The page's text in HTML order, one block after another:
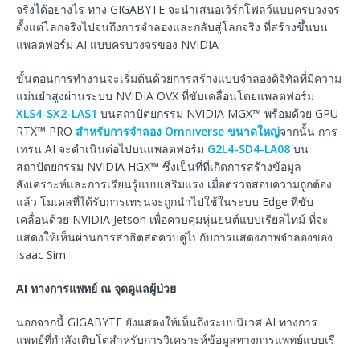
จริงได้อย่างไร ทาง GIGABYTE จะนำเสนอเวิร์กโฟลว์แบบครบวงจร
ตั้งแต่โลกจริงไปจนถึงการจำลองและกลับสู่โลกจริง ที่สร้างขึ้นบน
แพลตฟอร์ม AI แบบครบวงจรของ NVIDIA
ขั้นตอนการทำงานจะเริ่มต้นด้วยการสร้างแบบจำลองดิจิทัลที่มีความ
แม่นยำสูงผ่านระบบ NVIDIA OVX ที่ขับเคลื่อนโดยแพลตฟอร์ม
XLS4-SX2-LAS1 บนสถาปัตยกรรม NVIDIA MGX™ พร้อมด้วย GPU
RTX™ PRO สำหรับการจำลอง Omniverse ขนาดใหญ่จากนั้น การ
เทรน AI จะดำเนินต่อไปบนแพลตฟอร์ม G2L4-SD4-LA08 บน
สถาปัตยกรรม NVIDIA HGX™ ซึ่งเป็นที่ที่เกิดการสร้างข้อมูล
สังเคราะห์และการเรียนรู้แบบเสริมแรง เมื่อตรวจสอบความถูกต้อง
แล้ว โมเดลที่ได้รับการเทรนจะถูกนำไปใช้ในระบบ Edge ที่ขับ
เคลื่อนด้วย NVIDIA Jetson เพื่อควบคุมหุ่นยนต์แบบเรียลไทม์ ที่จะ
แสดงให้เห็นผ่านการสาธิตสดควบคู่ไปกับการแสดงภาพจำลองของ
Isaac Sim
AI ทางการแพทย์ ณ จุดดูแลผู้ป่วย
นอกจากนี้ GIGABYTE ยังแสดงให้เห็นถึงระบบนิเวศ AI ทางการ
แพทย์ที่กำลังเติบโตสำหรับการวิเคราะห์ข้อมูลทางการแพทย์แบบเรี